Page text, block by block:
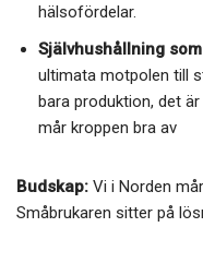
hälsofördelar.
Självhushållning
ultimata motpolen till
bara produktion, det
mår kroppen bra av
Budskap: Vi i Norden
Småbrukaren sitter på